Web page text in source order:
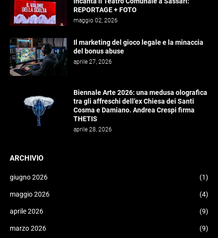
REPORTAGE + FOTO
maggio 02, 2026
Il marketing del gioco legale e la minaccia
del bonus abuse
aprile 27, 2026
Biennale Arte 2026: una medusa olografica
tra gli affreschi dell’ex Chiesa dei Santi
Cosma e Damiano. Andrea Crespi firma
THETIS
aprile 28, 2026
ARCHIVIO
giugno 2026 (1)
maggio 2026 (4)
aprile 2026 (9)
marzo 2026 (9)